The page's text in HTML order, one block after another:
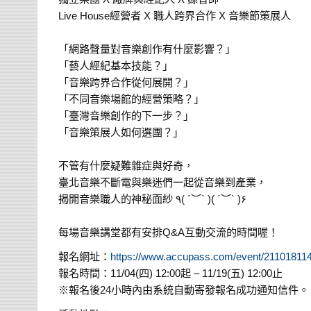
Live House經營者 X 職人跨界合作 X 音樂節策展人
「網路聲量對音樂創作有什麼影響？」
「藝人經紀基本技能？」
「音樂跨界合作從何展開？」
「不同音樂場館的經營策略？」
「臺灣音樂創作的下一步？」
「音樂策展人如何選團？」
不管有什麼疑難雜症與好奇，
臺北音樂不斷電與樂迷們一起從音樂到產業，
揭開音樂職人的神秘面紗 ٩( ´︶` )( ´︶` )۶
每場音樂講堂都有安排Q&A互動交流的時間喔！
報名網址： https://www.accupass.com/event/
報名時間：11/04(四) 12:00起 – 11/19(五) 12:00止
※報名後24小時內由系統自動寄發報名成功通知信件。